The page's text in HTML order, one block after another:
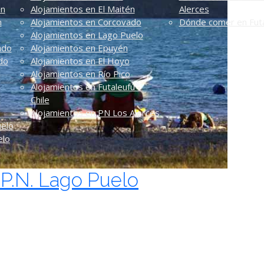
Alojamientos en El Maitén
Alojamientos en Corcovado
Alojamientos en Lago Puelo
Alojamientos en Epuyén
Alojamientos en El Hoyo
Alojamientos en Río Pico
Alojamientos en Futaleufú -
Chile
Alojamientos en PN Los Alerces
Alerces
Dónde comer en
Lago Puelo